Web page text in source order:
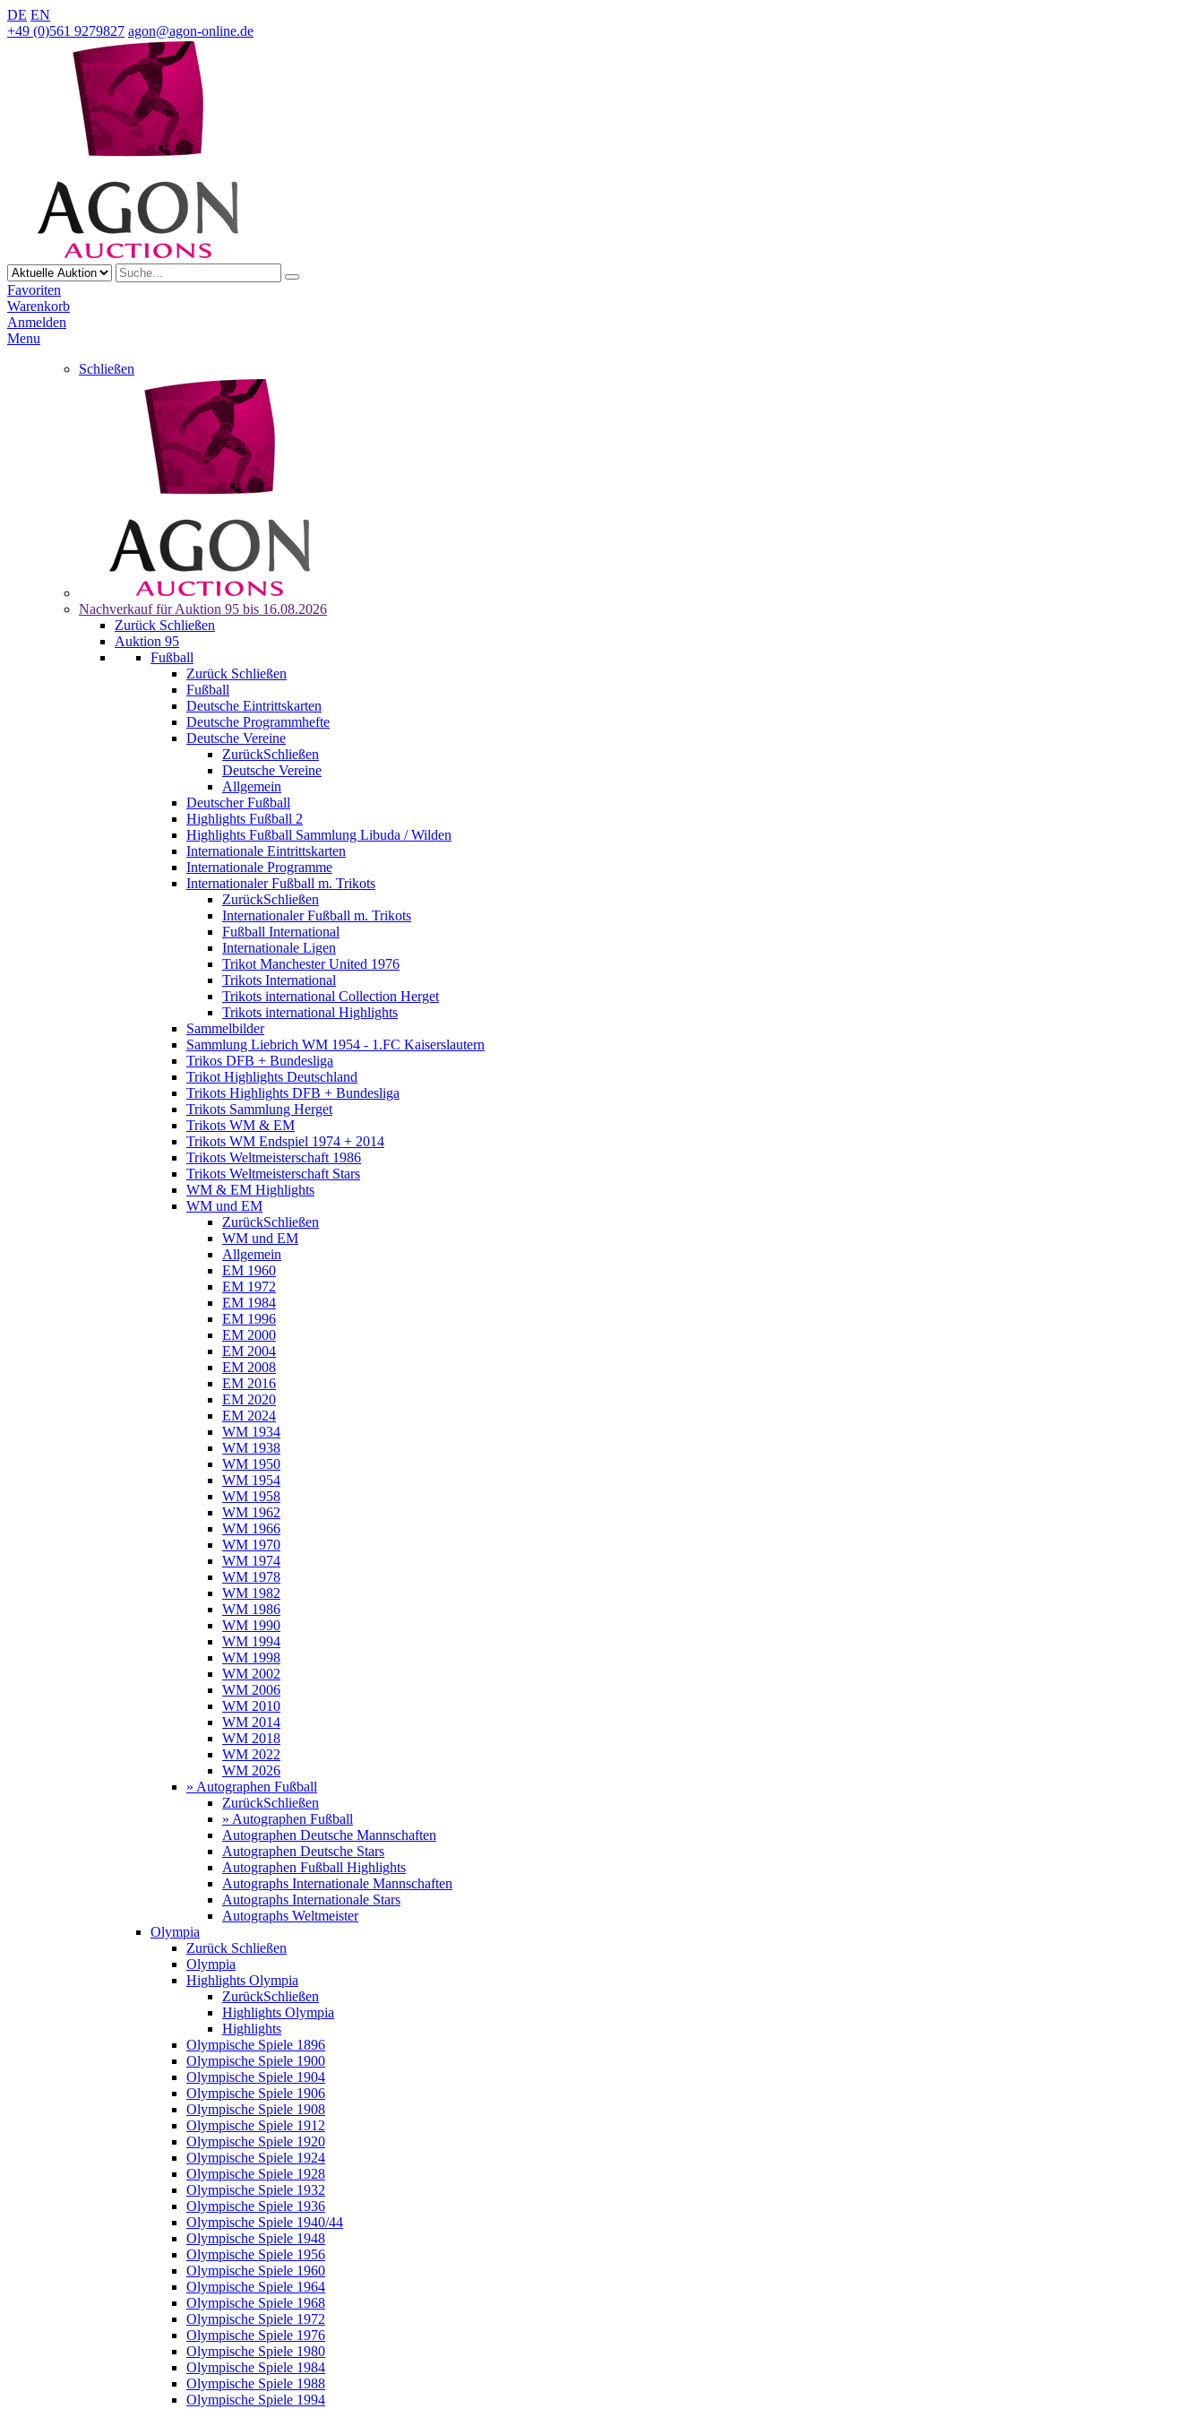
DE EN
+49 (0)561 9279827 agon@agon-online.de
Favoriten
Warenkorb
Anmelden
Menu
Schließen
Nachverkauf für Auktion 95 bis 16.08.2026
Zurück Schließen
Auktion 95
Fußball
Zurück Schließen
Fußball
Deutsche Eintrittskarten
Deutsche Programmhefte
Deutsche Vereine
ZurückSchließen
Deutsche Vereine
Allgemein
Deutscher Fußball
Highlights Fußball 2
Highlights Fußball Sammlung Libuda / Wilden
Internationale Eintrittskarten
Internationale Programme
Internationaler Fußball m. Trikots
ZurückSchließen
Internationaler Fußball m. Trikots
Fußball International
Internationale Ligen
Trikot Manchester United 1976
Trikots International
Trikots international Collection Herget
Trikots international Highlights
Sammelbilder
Sammlung Liebrich WM 1954 - 1.FC Kaiserslautern
Trikos DFB + Bundesliga
Trikot Highlights Deutschland
Trikots Highlights DFB + Bundesliga
Trikots Sammlung Herget
Trikots WM & EM
Trikots WM Endspiel 1974 + 2014
Trikots Weltmeisterschaft 1986
Trikots Weltmeisterschaft Stars
WM & EM Highlights
WM und EM
ZurückSchließen
WM und EM
Allgemein
EM 1960
EM 1972
EM 1984
EM 1996
EM 2000
EM 2004
EM 2008
EM 2016
EM 2020
EM 2024
WM 1934
WM 1938
WM 1950
WM 1954
WM 1958
WM 1962
WM 1966
WM 1970
WM 1974
WM 1978
WM 1982
WM 1986
WM 1990
WM 1994
WM 1998
WM 2002
WM 2006
WM 2010
WM 2014
WM 2018
WM 2022
WM 2026
» Autographen Fußball
ZurückSchließen
» Autographen Fußball
Autographen Deutsche Mannschaften
Autographen Deutsche Stars
Autographen Fußball Highlights
Autographs Internationale Mannschaften
Autographs Internationale Stars
Autographs Weltmeister
Olympia
Zurück Schließen
Olympia
Highlights Olympia
ZurückSchließen
Highlights Olympia
Highlights
Olympische Spiele 1896
Olympische Spiele 1900
Olympische Spiele 1904
Olympische Spiele 1906
Olympische Spiele 1908
Olympische Spiele 1912
Olympische Spiele 1920
Olympische Spiele 1924
Olympische Spiele 1928
Olympische Spiele 1932
Olympische Spiele 1936
Olympische Spiele 1940/44
Olympische Spiele 1948
Olympische Spiele 1956
Olympische Spiele 1960
Olympische Spiele 1964
Olympische Spiele 1968
Olympische Spiele 1972
Olympische Spiele 1976
Olympische Spiele 1980
Olympische Spiele 1984
Olympische Spiele 1988
Olympische Spiele 1994